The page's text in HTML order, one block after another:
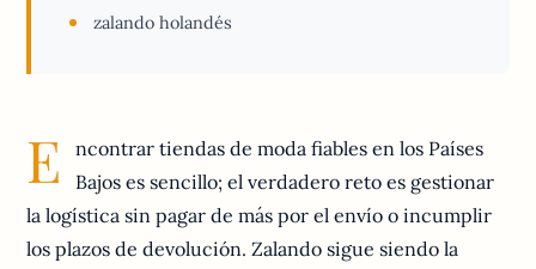
zalando holandés
E
ncontrar tiendas de moda fiables en los Países
Bajos es sencillo; el verdadero reto es gestionar
la logística sin pagar de más por el envío o incumplir
los plazos de devolución. Zalando sigue siendo la